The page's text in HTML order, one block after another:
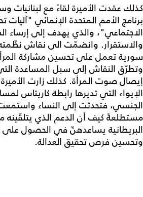
كذلك عقدت الأميرة لقاءً مع
برنامج الأمم المتحدة الإنمائي "آليات
الاجتماعي"، والذي يهدف إلى إرساء
والاستقرار. وانضمّت الى نقاش
سورية تعمل على تحسين مشاركة
وتطرّق النقاش إلى سبل المساعدة
إيصال صوت المرأة. كذلك زارت
الإيواء التي تديرها رابطة كاريتاس
الجنسي، فتحدثت إلى النساء
مستطلعةً كيف أن الدعم الذي يتلقّينه
البريطانية يساعدهنّ في الحصول على
وتحسين فرص تحقيق العدالة.